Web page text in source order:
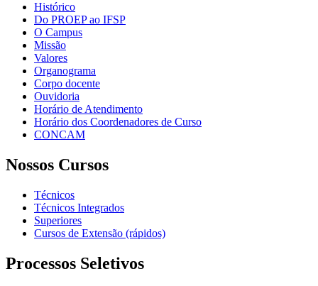
Histórico
Do PROEP ao IFSP
O Campus
Missão
Valores
Organograma
Corpo docente
Ouvidoria
Horário de Atendimento
Horário dos Coordenadores de Curso
CONCAM
Nossos Cursos
Técnicos
Técnicos Integrados
Superiores
Cursos de Extensão (rápidos)
Processos Seletivos